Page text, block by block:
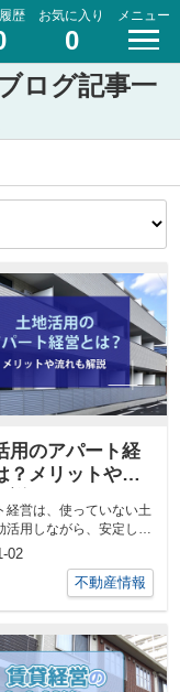
歴 お気に入り
0
メニュー
ログ記事一
用のアパート経
？メリットや流
経営は、使っていない土
活用しながら、安定した
られる方法として注目を
02
不動産情報